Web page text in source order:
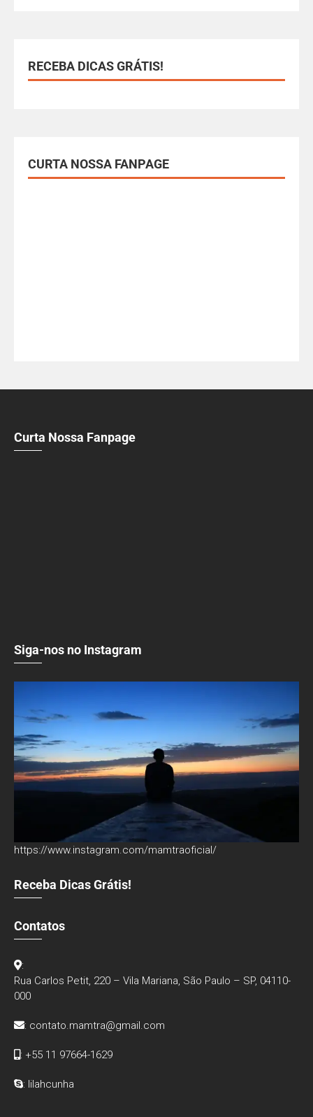
RECEBA DICAS GRÁTIS!
CURTA NOSSA FANPAGE
Curta Nossa Fanpage
Siga-nos no Instagram
https://www.instagram.com/mamtraoficial/
Receba Dicas Grátis!
Contatos
:
Rua Carlos Petit, 220 – Vila Mariana, São Paulo – SP, 04110-
000
: contato.mamtra@gmail.com
: +55 11 97664-1629
: lilahcunha